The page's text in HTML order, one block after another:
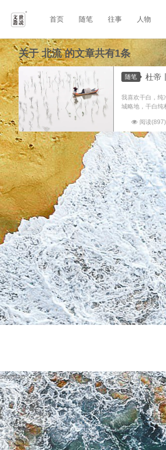
首页 随笔 往事 人物
关于北流的文章共有1条
随笔 杜帝
我喜欢干白，纯
城略地，干白纯
阅读(897)
sitemap